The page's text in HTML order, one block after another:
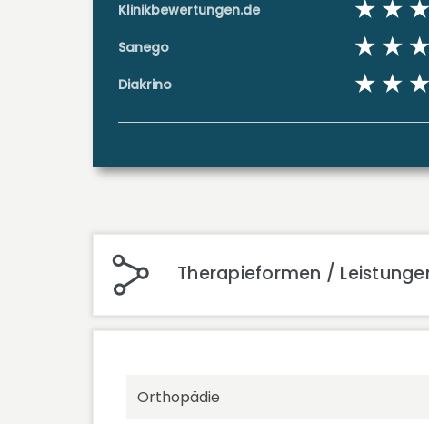
Klinikbewertungen.de
Sanego
Diakrino
Therapieformen /
Orthopädie